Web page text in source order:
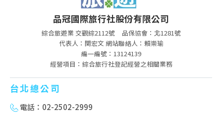
品冠國際旅行社股份有限公司
綜合旅遊業 交觀綜2112號
品保協會：北1281號
代表人：関宏文 網站聯絡人：賴崇瑜
編一編號：13124139
經營項目：綜合旅行社登記經營之相關業務
台北總公司
電話：02-2502-2999